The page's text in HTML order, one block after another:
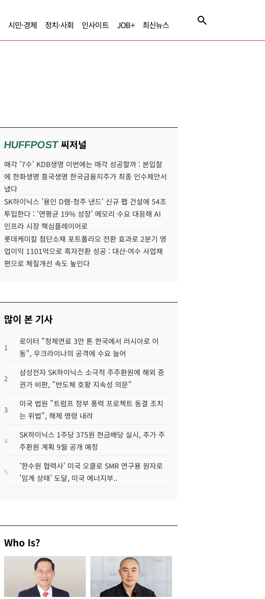
시민·경제 정치·사회 인사이트 JOB+ 최신뉴스
HUFFPOST씨저널
매각 '7수' KDB생명 이번에는 매각 성공할까 : 본입찰
에 한화생명 흥국생명 한국금융지주가 최종 인수제안서
냈다
SK하이닉스 '용인 D램-청주 낸드' 신규 팹 건설에 54조
투입한다 : '연평균 19% 성장' 메모리 수요 대응해 AI
인프라 시장 핵심플레이어로
롯데케미칼 첨단소재 포트폴리오 전환 효과로 2분기 영
업이익 1101억으로 흑자전환 성공 : 대산·여수 사업재
편으로 체질개선 속도 높인다
많이 본 기사
1
로이터 "정제연료 3만 톤 한국에서 러시아로 이
동", 우크라이나의 공격에 수요 늘어
2
삼성전자 SK하이닉스 소극적 주주환원에 해외 증
권가 비판, "반도체 호황 지속성 의문"
3
미국 법원 "트럼프 정부 풍력 프로젝트 동결 조치
는 위법", 해제 명령 내려
4
SK하이닉스 1주당 375원 현금배당 실시, 추가 주
주환원 계획 9월 공개 예정
5
'한수원 협력사' 미국 오클로 SMR 연구용 원자로
'임계 상태' 도달, 미국 에너지부..
Who Is?